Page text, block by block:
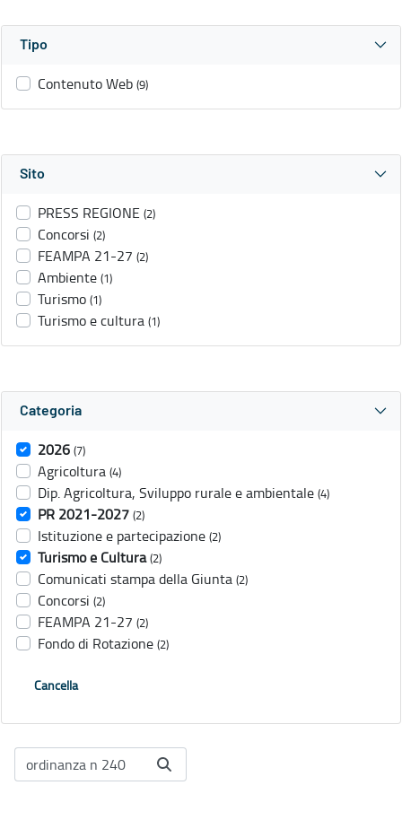
Tipo
Contenuto Web (9)
Sito
PRESS REGIONE (2)
Concorsi (2)
FEAMPA 21-27 (2)
Ambiente (1)
Turismo (1)
Turismo e cultura (1)
Categoria
2026 (7)
Agricoltura (4)
Dip. Agricoltura, Sviluppo rurale e ambientale (4)
PR 2021-2027 (2)
Istituzione e partecipazione (2)
Turismo e Cultura (2)
Comunicati stampa della Giunta (2)
Concorsi (2)
FEAMPA 21-27 (2)
Fondo di Rotazione (2)
Cancella